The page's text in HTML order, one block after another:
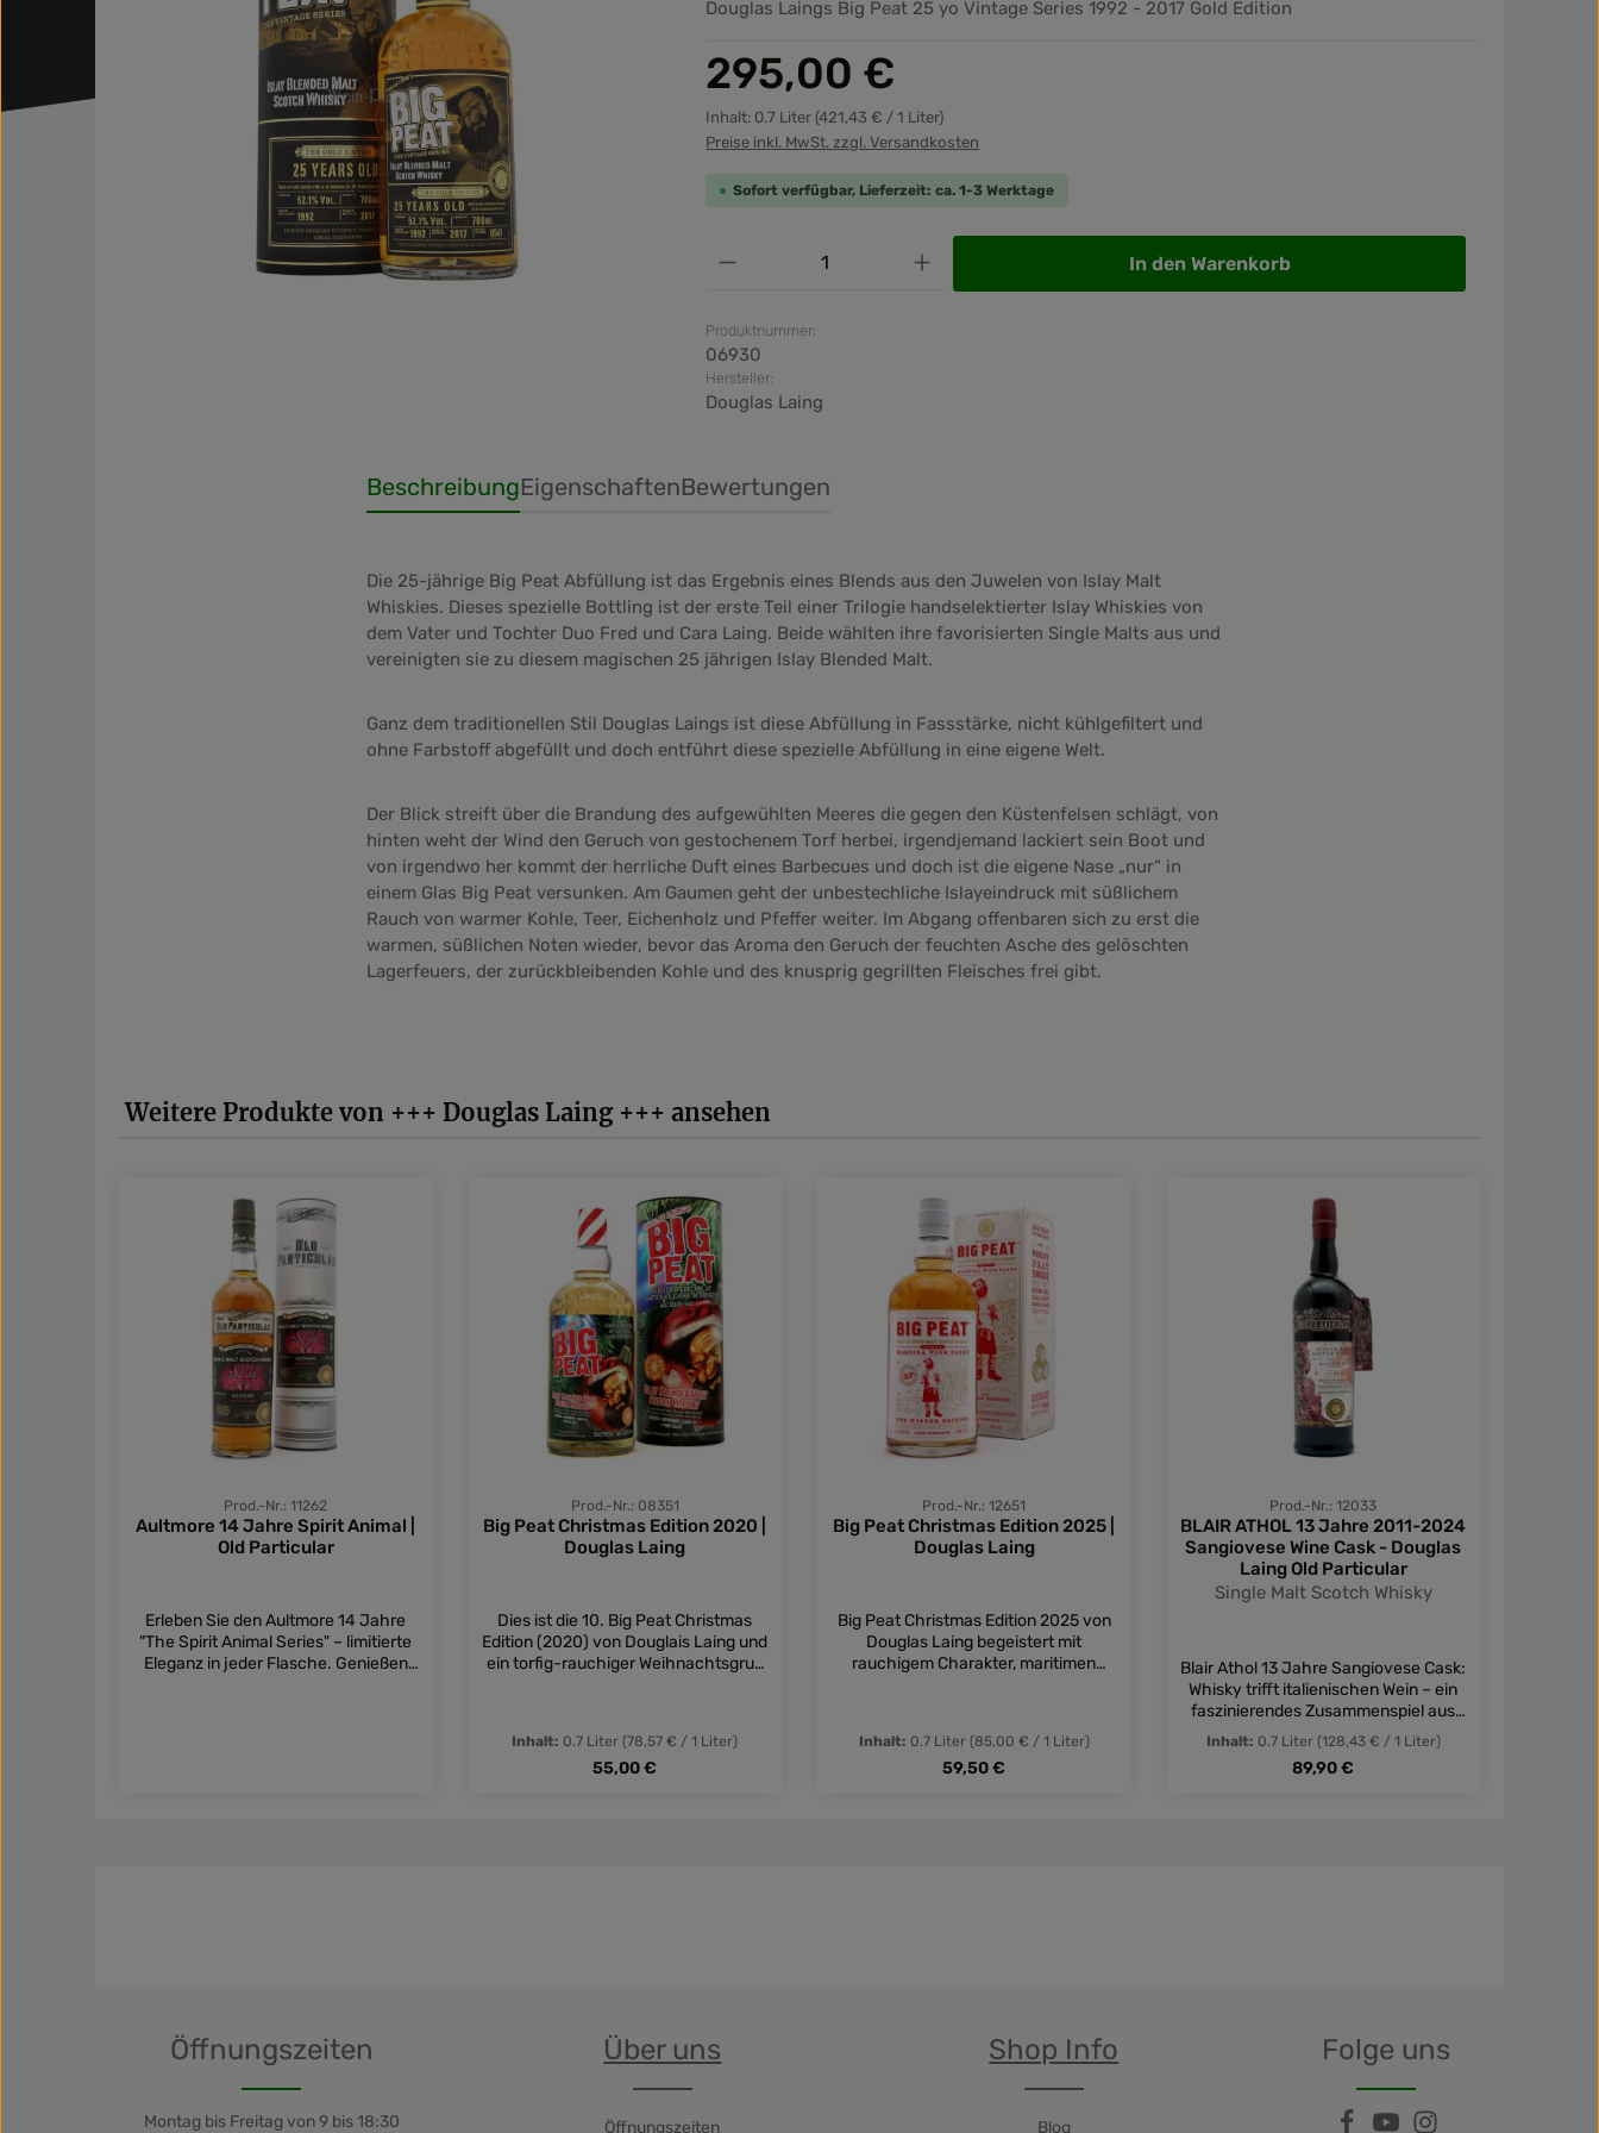
Douglas Laings Big Peat 25 yo Vintage Series 1992 - 2017 Gold Edition
Regulärer Preis:
295,00 €
Inhalt: 0.7 Liter (421,43 € / 1 Liter)
Preise inkl. MwSt. zzgl. Versandkosten
Sofort verfügbar, Lieferzeit: ca. 1-3 Werktage
Produkt Anzahl: Gib den gewünschten Wert ein oder benutze die
In den Warenkorb
Produktnummer:
06930
Hersteller:
Douglas Laing
BeschreibungEigenschaftenBewertungen
Die 25-jährige Big Peat Abfüllung ist das Ergebnis eines Blends aus den Juwelen von Islay Malt
Whiskies. Dieses spezielle Bottling ist der erste Teil einer Trilogie handselektierter Islay Whiskies von
dem Vater und Tochter Duo Fred und Cara Laing. Beide wählten ihre favorisierten Single Malts aus und
vereinigten sie zu diesem magischen 25 jährigen Islay Blended Malt.
Ganz dem traditionellen Stil Douglas Laings ist diese Abfüllung in Fassstärke, nicht kühlgefiltert und
ohne Farbstoff abgefüllt und doch entführt diese spezielle Abfüllung in eine eigene Welt.
Der Blick streift über die Brandung des aufgewühlten Meeres die gegen den Küstenfelsen schlägt, von
hinten weht der Wind den Geruch von gestochenem Torf herbei, irgendjemand lackiert sein Boot und
von irgendwo her kommt der herrliche Duft eines Barbecues und doch ist die eigene Nase „nur“ in
einem Glas Big Peat versunken. Am Gaumen geht der unbestechliche Islayeindruck mit süßlichem
Rauch von warmer Kohle, Teer, Eichenholz und Pfeffer weiter. Im Abgang offenbaren sich zu erst die
warmen, süßlichen Noten wieder, bevor das Aroma den Geruch der feuchten Asche des gelöschten
Lagerfeuers, der zurückbleibenden Kohle und des knusprig gegrillten Fleisches frei gibt.
Produktgalerie überspringen
Weitere Produkte von +++ Douglas Laing +++ ansehen
Prod.-Nr.: 11262
Aultmore 14 Jahre Spirit Animal |
Old Particular
Erleben Sie den Aultmore 14 Jahre
"The Spirit Animal Series" – limitierte
Eleganz in jeder Flasche. Genießen
Prod.-Nr.: 08351
Big Peat Christmas Edition 2020 |
Douglas Laing
Dies ist die 10. Big Peat Christmas
Edition (2020) von Douglais Laing und
ein torfig-rauchiger Weihnachtsgruß
Inhalt: 0.7 Liter (78,57 € / 1 Liter)
Regulärer Preis:
55,00 €
Prod.-Nr.: 12651
Big Peat Christmas Edition 2025 |
Douglas Laing
Big Peat Christmas Edition 2025 von
Douglas Laing begeistert mit
rauchigem Charakter, maritimen
Inhalt: 0.7 Liter (85,00 € / 1 Liter)
Regulärer Preis:
59,50 €
Prod.-Nr.: 12033
BLAIR ATHOL 13 Jahre 2011-2024
Sangiovese Wine Cask - Douglas
Laing Old Particular
Single Malt Scotch Whisky
Blair Athol 13 Jahre Sangiovese Cask:
Whisky trifft italienischen Wein – ein
faszinierendes Zusammenspiel aus
kräftigen Aromen und samtiger
Komplexität.
Inhalt: 0.7 Liter (128,43 € / 1 Liter)
Regulärer Preis:
89,90 €
Öffnungszeiten
Montag bis Freitag von 9 bis 18:30
Über uns
Öffnungszeiten
Shop Info
Blog
Folge uns